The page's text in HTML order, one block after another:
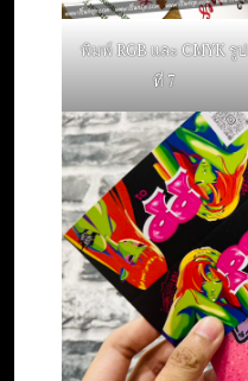
พิมพ์ RGB และ CMYK รูป
ที่ 7